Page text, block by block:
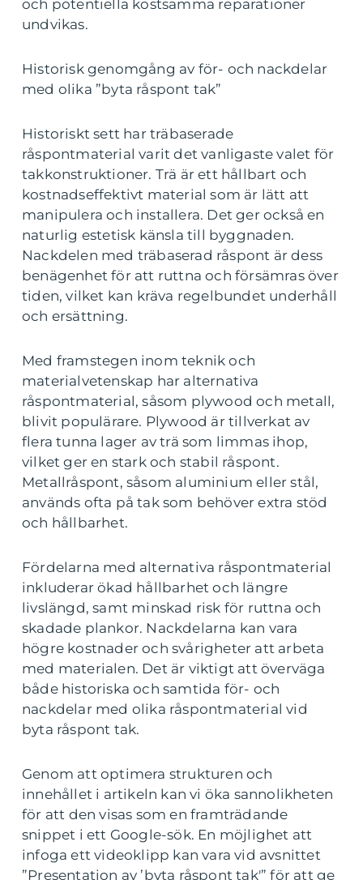
och potentiella kostsamma reparationer
undvikas.
Historisk genomgång av för- och nackdelar
med olika ”byta råspont tak”
Historiskt sett har träbaserade
råspontmaterial varit det vanligaste valet för
takkonstruktioner. Trä är ett hållbart och
kostnadseffektivt material som är lätt att
manipulera och installera. Det ger också en
naturlig estetisk känsla till byggnaden.
Nackdelen med träbaserad råspont är dess
benägenhet för att ruttna och försämras över
tiden, vilket kan kräva regelbundet underhåll
och ersättning.
Med framstegen inom teknik och
materialvetenskap har alternativa
råspontmaterial, såsom plywood och metall,
blivit populärare. Plywood är tillverkat av
flera tunna lager av trä som limmas ihop,
vilket ger en stark och stabil råspont.
Metallråspont, såsom aluminium eller stål,
används ofta på tak som behöver extra stöd
och hållbarhet.
Fördelarna med alternativa råspontmaterial
inkluderar ökad hållbarhet och längre
livslängd, samt minskad risk för ruttna och
skadade plankor. Nackdelarna kan vara
högre kostnader och svårigheter att arbeta
med materialen. Det är viktigt att överväga
både historiska och samtida för- och
nackdelar med olika råspontmaterial vid
byta råspont tak.
Genom att optimera strukturen och
innehållet i artikeln kan vi öka sannolikheten
för att den visas som en framträdande
snippet i ett Google-sök. En möjlighet att
infoga ett videoklipp kan vara vid avsnittet
”Presentation av ’byta råspont tak'” för att ge